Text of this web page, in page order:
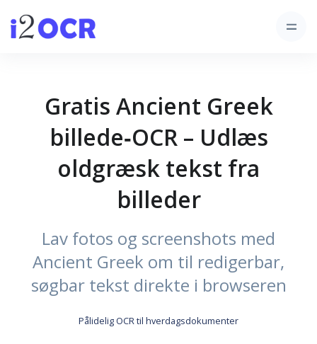
Gratis Ancient Greek
billede‑OCR – Udlæs
oldgræsk tekst fra
billeder
Lav fotos og screenshots med
Ancient Greek om til redigerbar,
søgbar tekst direkte i browseren
Pålidelig OCR til hverdagsdokumenter